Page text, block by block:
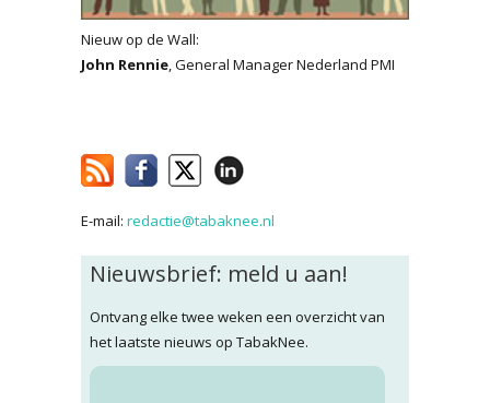
Nieuw op de Wall:
John Rennie, General Manager Nederland PMI
E-mail: redactie@tabaknee.nl
Nieuwsbrief: meld u aan!
Ontvang elke twee weken een overzicht van
het laatste nieuws op TabakNee.